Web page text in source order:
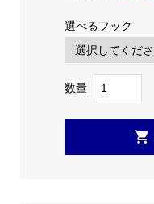
選べるフック
数量